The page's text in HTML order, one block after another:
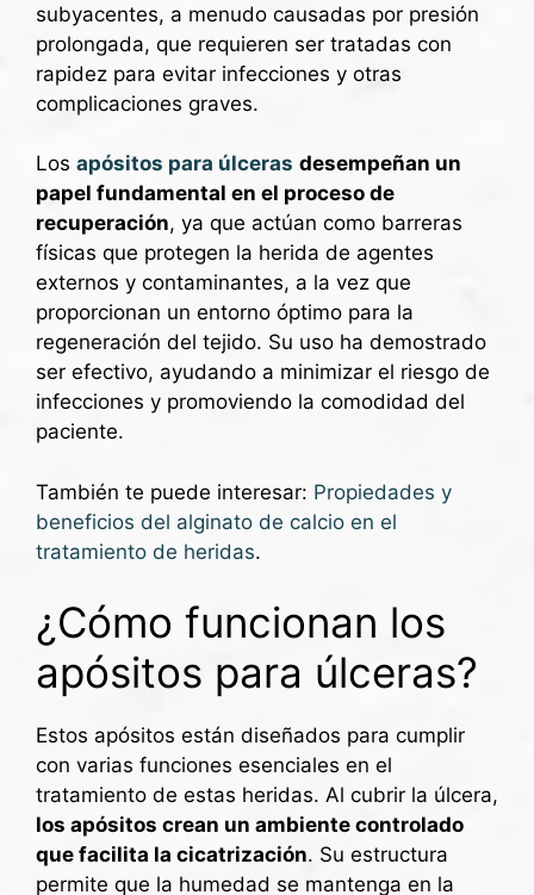
subyacentes, a menudo causadas por presión
prolongada, que requieren ser tratadas con
rapidez para evitar infecciones y otras
complicaciones graves.
Los apósitos para úlceras desempeñan un
papel fundamental en el proceso de
recuperación, ya que actúan como barreras
físicas que protegen la herida de agentes
externos y contaminantes, a la vez que
proporcionan un entorno óptimo para la
regeneración del tejido. Su uso ha demostrado
ser efectivo, ayudando a minimizar el riesgo de
infecciones y promoviendo la comodidad del
paciente.
También te puede interesar: Propiedades y
beneficios del alginato de calcio en el
tratamiento de heridas.
¿Cómo funcionan los
apósitos para úlceras?
Estos apósitos están diseñados para cumplir
con varias funciones esenciales en el
tratamiento de estas heridas. Al cubrir la úlcera,
los apósitos crean un ambiente controlado
que facilita la cicatrización. Su estructura
permite que la humedad se mantenga en la